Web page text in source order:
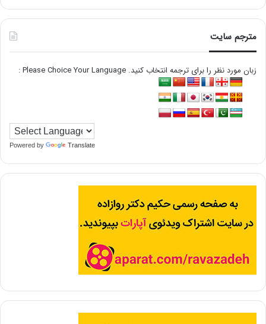
مترجم سایت
زبان مورد نظر را برای ترجمه انتخاب کنید. Please Choice Your Language :
Powered by Translate